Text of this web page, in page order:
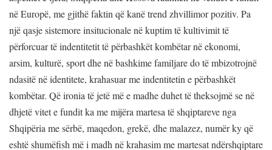
në Europë, me gjithë faktin që kanë trend zhvillimor pozitiv. Pa
një qasje sistemore insitucionale në kuptim të kultivimit të
përforcuar të indentitetit të përbashkët kombëtar në ekonomi,
arsim, kulturë, sport dhe në bashkime familjare do të mbizotrojnë
ndasitë në identitete, krahasuar me indentitetin e përbashkët
kombëtar. Që ironia të jetë më e madhe duhet të theksojmë se në
dhjetë vitet e fundit ka me mijëra martesa të shqiptareve nga
Shqipëria me sërbë, maqedon, grekë, dhe malazez, numër ky që
eshtë shumëfish më i madh në krahasim me martesat ndërshqiptare